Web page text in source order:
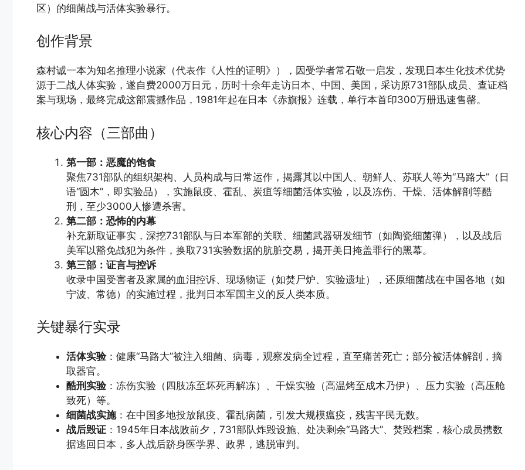
区）的细菌战与活体实验暴行。
创作背景
森村诚一本为知名推理小说家（代表作《人性的证明》），因受学者常石敬一启发，发现日本生化技术优势
源于二战人体实验，遂自费2000万日元，历时十余年走访日本、中国、美国，采访原731部队成员、查证档
案与现场，最终完成这部震撼作品，1981年起在日本《赤旗报》连载，单行本首印300万册迅速售罄。
核心内容（三部曲）
第一部：恶魔的饱食
聚焦731部队的组织架构、人员构成与日常运作，揭露其以中国人、朝鲜人、苏联人等为“马路大”（日
语“圆木”，即实验品），实施鼠疫、霍乱、炭疽等细菌活体实验，以及冻伤、干燥、活体解剖等酷
刑，至少3000人惨遭杀害。
第二部：恐怖的内幕
补充新取证事实，深挖731部队与日本军部的关联、细菌武器研发细节（如陶瓷细菌弹），以及战后
美军以豁免战犯为条件，换取731实验数据的肮脏交易，揭开美日掩盖罪行的黑幕。
第三部：证言与控诉
收录中国受害者及家属的血泪控诉、现场物证（如焚尸炉、实验遗址），还原细菌战在中国各地（如
宁波、常德）的实施过程，批判日本军国主义的反人类本质。
关键暴行实录
活体实验：健康“马路大”被注入细菌、病毒，观察发病全过程，直至痛苦死亡；部分被活体解剖，摘
取器官。
酷刑实验：冻伤实验（四肢冻至坏死再解冻）、干燥实验（高温烤至成木乃伊）、压力实验（高压舱
致死）等。
细菌战实施：在中国多地投放鼠疫、霍乱病菌，引发大规模瘟疫，残害平民无数。
战后毁证 ：1945年日本战败前夕，731部队炸毁设施、处决剩余“马路大”、焚毁档案，核心成员携数
据逃回日本，多人战后跻身医学界、政界，逃脱审判。